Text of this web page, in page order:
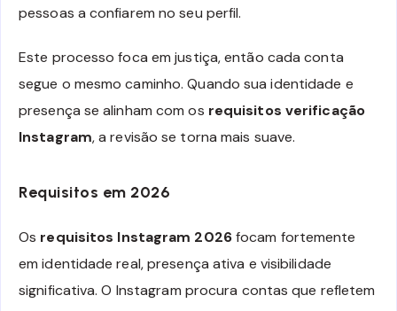
pessoas a confiarem no seu perfil.
Este processo foca em justiça, então cada conta
segue o mesmo caminho. Quando sua identidade e
presença se alinham com os requisitos verificação
Instagram, a revisão se torna mais suave.
Requisitos em 2026
Os requisitos Instagram 2026focam fortemente
em identidade real, presença ativa e visibilidade
significativa. O Instagram procura contas que refletem